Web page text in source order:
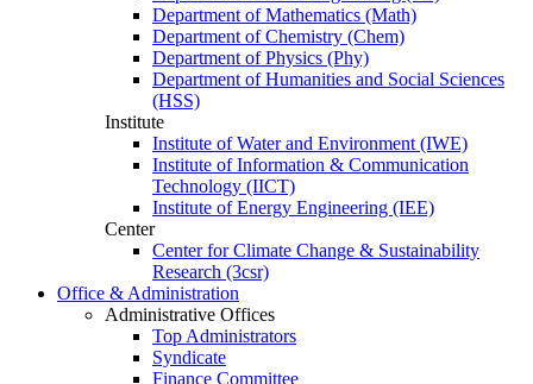
Department of Mathematics (Math)
Department of Chemistry (Chem)
Department of Physics (Phy)
Department of Humanities and Social Sciences
(HSS)
Institute
Institute of Water and Environment (IWE)
Institute of Information & Communication
Technology (IICT)
Institute of Energy Engineering (IEE)
Center
Center for Climate Change & Sustainability
Research (3csr)
Office & Administration
Administrative Offices
Top Administrators
Syndicate
Finance Committee